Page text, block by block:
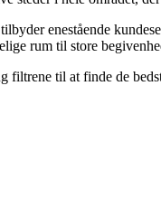
enestående
rum til store
filtrene til at finde de